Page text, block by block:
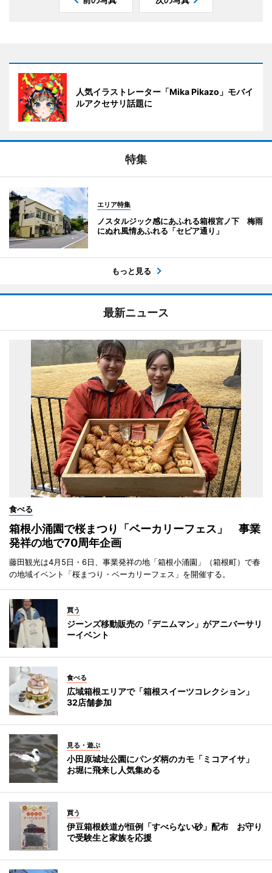
人気イラストレーター「Mika Pikazo」モバイ
ルアクセサリ話題に
特集
エリア特集
ノスタルジック感にあふれる箱根宮ノ下 梅雨
にぬれ風情あふれる「セピア通り」
もっと見る
最新ニュース
食べる
箱根小涌園で桜まつり「ベーカリーフェス」 事業
発祥の地で70周年企画
藤田観光は4月5日・6日、事業発祥の地「箱根小涌園」（箱根町）で春
の地域イベント「桜まつり・ベーカリーフェス」を開催する。
買う
ジーンズ移動販売の「デニムマン」がアニバーサリ
ーイベント
食べる
広域箱根エリアで「箱根スイーツコレクション」
32店舗参加
見る・遊ぶ
小田原城址公園にパンダ柄のカモ「ミコアイサ」
お堀に飛来し人気集める
買う
伊豆箱根鉄道が恒例「すべらない砂」配布 お守り
で受験生と家族を応援